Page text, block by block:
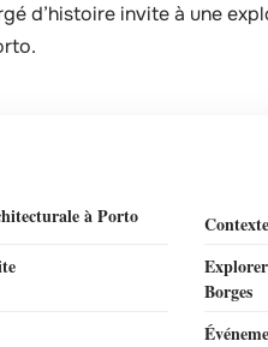
d’histoire invite à une
à Porto
Borges